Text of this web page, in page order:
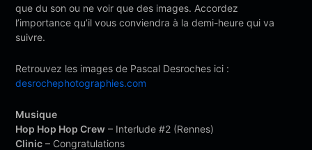
que du son ou ne voir que des images. Accordez
l’importance qu’il vous conviendra à la demi-heure qui va
suivre.
Retrouvez les images de Pascal Desroches ici :
desrochephotographies.com
Musique
Hop Hop Hop Crew – Interlude #2 (Rennes)
Clinic – Congratulations